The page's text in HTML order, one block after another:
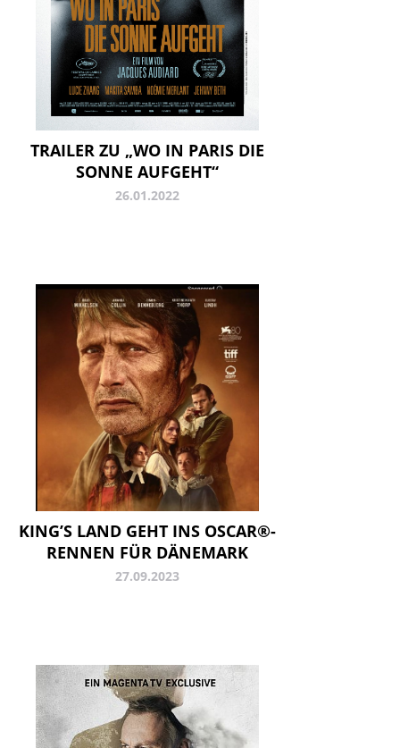
TRAILER ZU „WO IN PARIS DIE
SONNE AUFGEHT“
26.01.2022
KING’S LAND GEHT INS OSCAR®-
RENNEN FÜR DÄNEMARK
27.09.2023